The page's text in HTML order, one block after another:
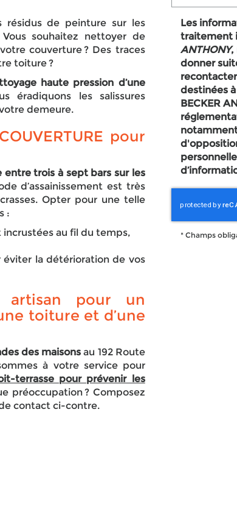
résidus de peinture sur les
souhaitez nettoyer de
couverture ? Des traces
toiture ?
haute pression d’une
éradiquons les salissures
demeure.
pour
entre trois à sept bars sur les
d’assainissement est très
Opter pour une telle
:
incrustées au fil du temps,
éviter la détérioration de vos
artisan pour un
toiture et d’une
des maisons au 192 Route
à votre service pour
terrasse pour prévenir les
préoccupation ? Composez
contact ci-contre.
Les
traitement
ANTHONY,
donner
destinées
BECKER ANTHONY. Conformément à la
* Champs